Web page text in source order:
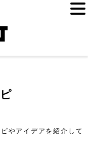
やアイデアを紹介して